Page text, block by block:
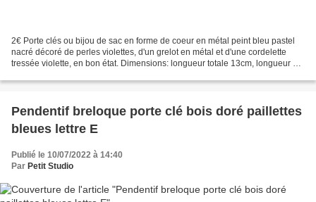
2€ Porte clés ou bijou de sac en forme de coeur en métal peint bleu pastel
nacré décoré de perles violettes, d'un grelot en métal et d'une cordelette
tressée violette, en bon état. Dimensions: longueur totale 13cm, longueur de
Pendentif breloque porte clé bois doré paillettes
bleues lettre E
Publié le 10/07/2022 à 14:40
Par Petit Studio